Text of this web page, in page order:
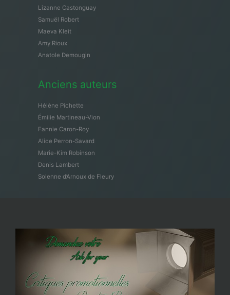
Lizanne Castonguay
Samuël Robert
Maeva Kleit
Amy Rioux
Anatole Demougin
Anciens auteurs
Hélène Pichette
Émilie Martineau-Vion
Fannie Caron-Roy
Alice Perron-Savard
Marie-Kim Robinson
Denis Lambert
Solenne d’Arnoux de Fleury